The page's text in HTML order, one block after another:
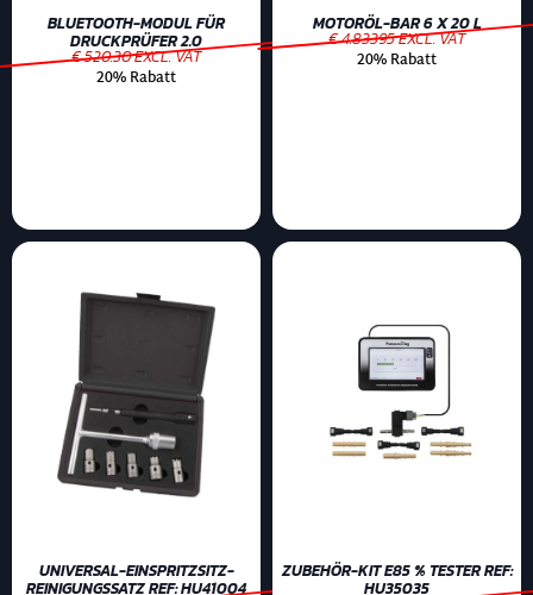
BLUETOOTH-MODUL FÜR
DRUCKPRÜFER 2.0
€ 520.30 EXCL. VAT
20% Rabatt
MOTORÖL-BAR 6 X 20 L
€ 4.83395 EXCL. VAT
20% Rabatt
UNIVERSAL-EINSPRITZSITZ-
REINIGUNGSSATZ REF: HU41004
ZUBEHÖR-KIT E85 % TESTER REF:
HU35035